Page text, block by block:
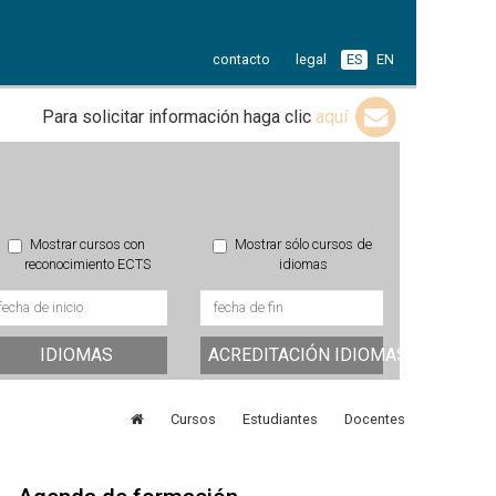
contacto legal ES EN
Para solicitar información haga clic aquí
Mostrar cursos con
reconocimiento ECTS
Mostrar sólo cursos de
idiomas
IDIOMAS ACREDITACIÓN IDIOMAS
Cursos Estudiantes Docentes